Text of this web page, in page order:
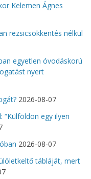
Kelemen Ágnes
rezsicsökkentés nélkül
egyetlen óvodáskorú
nyert
2026-08-07
“Külföldön egy ilyen
2026-08-07
tábláját, mert